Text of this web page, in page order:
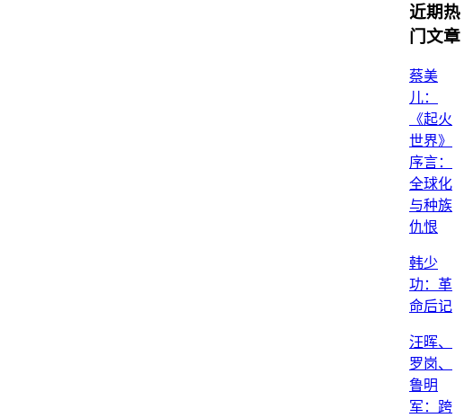
近期热
门文章
蔡美
儿：
《起火
世界》
序言：
全球化
与种族
仇恨
韩少
功：革
命后记
汪晖、
罗岗、
鲁明
军：跨